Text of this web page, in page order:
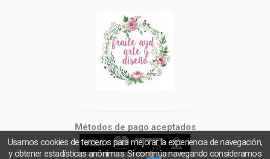
Métodos de pago aceptados
Usamos cookies de terceros para mejorar la experiencia de navegación,
y obtener estadísticas anónimas. Si continúa navegando consideramos